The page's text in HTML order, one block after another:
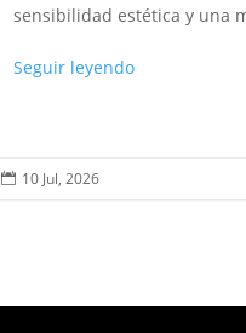
sensibilidad estética y una
Seguir leyendo
 10 Jul, 2026